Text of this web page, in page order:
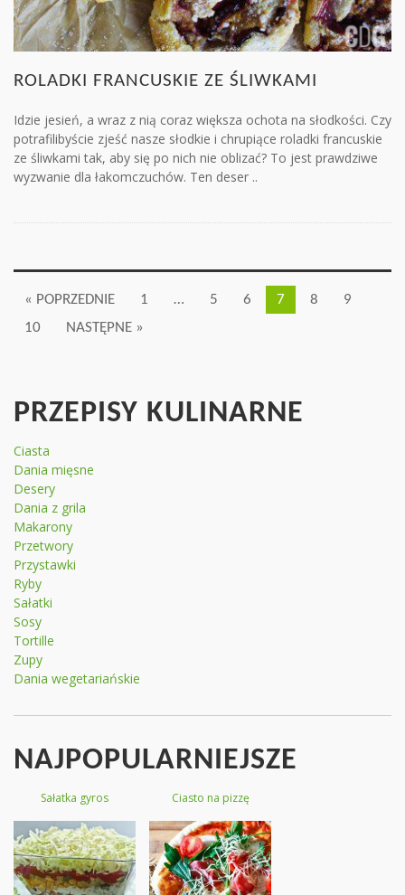
ROLADKI FRANCUSKIE ZE ŚLIWKAMI
Idzie jesień, a wraz z nią coraz większa ochota na słodkości. Czy
potrafilibyście zjeść nasze słodkie i chrupiące roladki francuskie
ze śliwkami tak, aby się po nich nie oblizać? To jest prawdziwe
wyzwanie dla łakomczuchów. Ten deser ..
« POPRZEDNIE 1 … 5 6 7 8
9
10
NASTĘPNE »
PRZEPISY KULINARNE
Ciasta
Dania mięsne
Desery
Dania z grila
Makarony
Przetwory
Przystawki
Ryby
Sałatki
Sosy
Tortille
Zupy
Dania wegetariańskie
NAJPOPULARNIEJSZE
Sałatka gyros Ciasto na pizzę